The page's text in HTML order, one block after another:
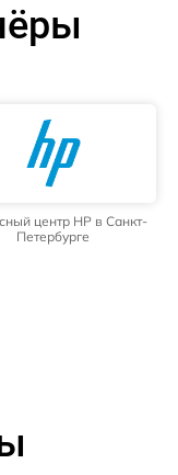
центр HP в Санкт-
Петербурге